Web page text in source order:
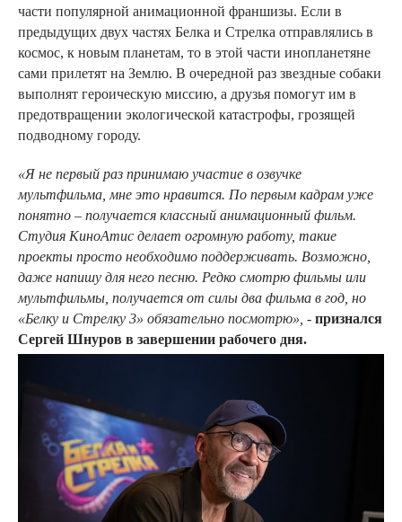
части популярной анимационной франшизы. Если в
предыдущих двух частях Белка и Стрелка отправлялись в
космос, к новым планетам, то в этой части инопланетяне
сами прилетят на Землю. В очередной раз звездные собаки
выполнят героическую миссию, а друзья помогут им в
предотвращении экологической катастрофы, грозящей
подводному городу.
«Я не первый раз принимаю участие в озвучке
мультфильма, мне это нравится. По первым кадрам уже
понятно – получается классный анимационный фильм.
Студия КиноАтис делает огромную работу, такие
проекты просто необходимо поддерживать. Возможно,
даже напишу для него песню. Редко смотрю фильмы или
мультфильмы, получается от силы два фильма в год, но
«Белку и Стрелку 3» обязательно посмотрю», - признался
Сергей Шнуров в завершении рабочего дня.